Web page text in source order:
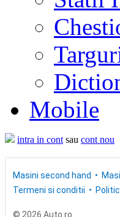
Mobile
intra in cont sau cont nou
Masini second hand
Termeni si conditii
© 2026 Auto.ro